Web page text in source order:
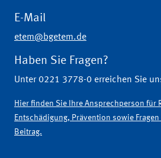
E-Mail
etem@bgetem.de
Haben Sie Fragen?
Unter 0221 3778-0 erreichen Sie
Hier finden Sie Ihre Ansprechperson für
Entschädigung, Prävention sowie
Beitrag.